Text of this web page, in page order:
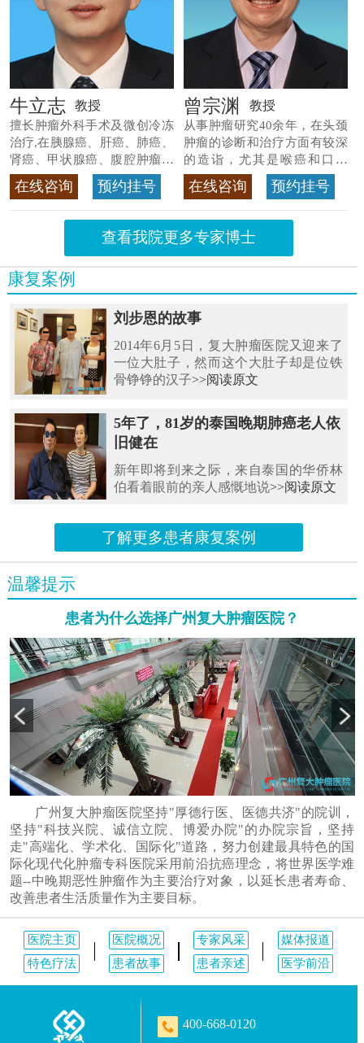
牛立志 教授
擅长肿瘤外科手术及微创冷冻
治疗,在胰腺癌、肝癌、肺癌、
肾癌、甲状腺癌、腹腔肿瘤等
>>查看专家详情
在线咨询 预约挂号
曾宗渊 教授
从事肿瘤研究40余年，在头颈
肿瘤的诊断和治疗方面有较深
的造诣，尤其是喉癌和口腔
癌，迄今仍是广东喉癌单病种
首席专家>>查看专家详情
在线咨询 预约挂号
查看我院更多专家博士
康复案例
刘步恩的故事
2014年6月5日，复大肿瘤医院又迎来了
一位大肚子，然而这个大肚子却是位铁
骨铮铮的汉子>>阅读原文
5年了，81岁的泰国晚期肺癌老人依
旧健在
新年即将到来之际，来自泰国的华侨林
伯看着眼前的亲人感慨地说>>阅读原文
了解更多患者康复案例
温馨提示
患者为什么选择广州复大肿瘤医院？
广州复大肿瘤医院坚持"厚德行医、医德共济"的院训，
坚持"科技兴院、诚信立院、博爱办院"的办院宗旨，坚持
走"高端化、学术化、国际化"道路，努力创建最具特色的国
际化现代化肿瘤专科医院采用前沿抗癌理念，将世界医学难
题--中晚期恶性肿瘤作为主要治疗对象，以延长患者寿命、
改善患者生活质量作为主要目标。
医院主页 医院概况 专家风采
媒体报道
特色疗法
患者故事 患者亲述 医学前沿
400-668-0120